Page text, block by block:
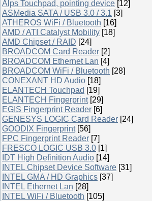
Alps Touchpad, pointing device [12]
ASMedia SATA / USB 3.0 / 3.1 [3]
ATHEROS WiFi / Bluetooth [16]
AMD / ATI Catalyst Mobility [18]
AMD Chipset / RAID [24]
BROADCOM Card Reader [2]
BROADCOM Ethernet Lan [4]
BROADCOM WiFi / Bluetooth [28]
CONEXANT HD Audio [18]
ELANTECH Touchpad [19]
ELANTECH Fingerprint [29]
EGIS Fingerprint Reader [6]
GENESYS LOGIC Card Reader [24]
GOODIX Fingerprint [56]
FPC Fingerprint Reader [7]
FRESCO LOGIC USB 3.0 [1]
IDT High Definition Audio [14]
INTEL Chipset Device Software [31]
INTEL GMA / HD Graphics [37]
INTEL Ethernet Lan [28]
INTEL WiFi / Bluetooth [105]